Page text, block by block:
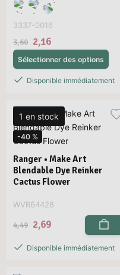
3337-0016
3,60 2,16
Sélectionner des options
Disponible immédiatement
1 en stock
-40 %
Ranger • Make Art
Blendable Dye Reinker
Cactus Flower
WVR64428
4,49 2,69
Disponible immédiatement